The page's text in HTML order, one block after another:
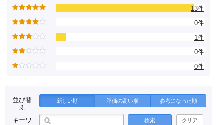
13件
0件
1件
0件
0件
並び替
え
新しい順 評価の高い順 参考になった順
キーワ
検索 クリア